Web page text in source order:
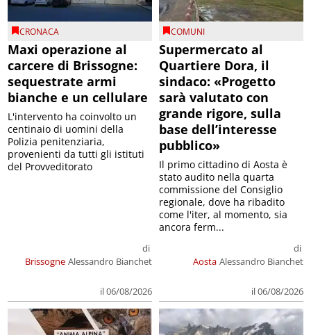
CRONACA
Maxi operazione al
carcere di Brissogne:
sequestrate armi
bianche e un cellulare
Brissogne
di
Alessandro Bianchet
il 06/08/2026
L'intervento ha coinvolto un
centinaio di uomini della
Polizia penitenziaria,
provenienti da tutti gli istituti
del Provveditorato
COMUNI
Supermercato al
Quartiere Dora, il
sindaco: «Progetto
sarà valutato con
grande rigore, sulla
base dell’interesse
pubblico»
Aosta
di
Alessandro Bianchet
il 06/08/2026
Il primo cittadino di Aosta è
stato audito nella quarta
commissione del Consiglio
regionale, dove ha ribadito
come l'iter, al momento, sia
ancora ferm...